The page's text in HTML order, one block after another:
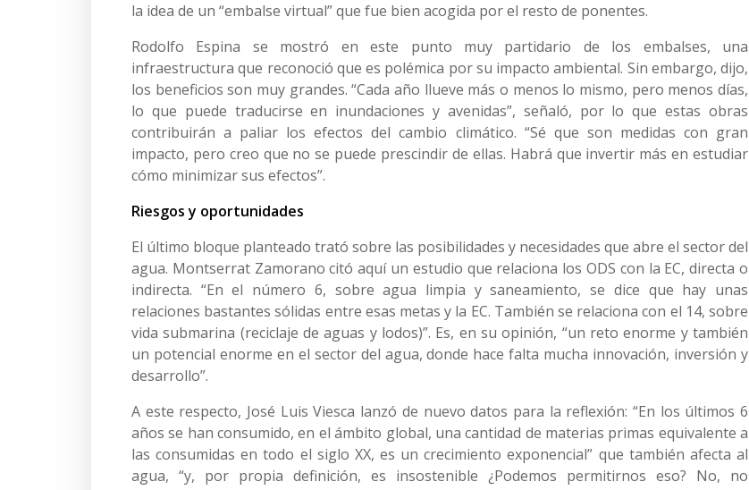
la idea de un “embalse virtual” que fue bien acogida por el resto de ponentes.
Rodolfo Espina se mostró en este punto muy partidario de los embalses, una
infraestructura que reconoció que es polémica por su impacto ambiental. Sin embargo, dijo,
los beneficios son muy grandes. “Cada año llueve más o menos lo mismo, pero menos días,
lo que puede traducirse en inundaciones y avenidas”, señaló, por lo que estas obras
contribuirán a paliar los efectos del cambio climático. “Sé que son medidas con gran
impacto, pero creo que no se puede prescindir de ellas. Habrá que invertir más en estudiar
cómo minimizar sus efectos”.
Riesgos y oportunidades
El último bloque planteado trató sobre las posibilidades y necesidades que abre el sector del
agua. Montserrat Zamorano citó aquí un estudio que relaciona los ODS con la EC, directa o
indirecta. “En el número 6, sobre agua limpia y saneamiento, se dice que hay unas
relaciones bastantes sólidas entre esas metas y la EC. También se relaciona con el 14, sobre
vida submarina (reciclaje de aguas y lodos)”. Es, en su opinión, “un reto enorme y también
un potencial enorme en el sector del agua, donde hace falta mucha innovación, inversión y
desarrollo”.
A este respecto, José Luis Viesca lanzó de nuevo datos para la reflexión: “En los últimos 6
años se han consumido, en el ámbito global, una cantidad de materias primas equivalente a
las consumidas en todo el siglo XX, es un crecimiento exponencial” que también afecta al
agua, “y, por propia definición, es insostenible ¿Podemos permitirnos eso? No, no